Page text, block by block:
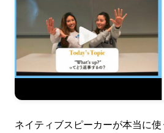
ネイティブスピーカーが本当に